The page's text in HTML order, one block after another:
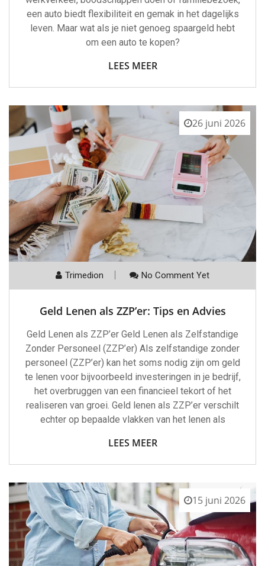
een auto biedt flexibiliteit en gemak in het dagelijks
leven. Maar wat als je niet genoeg spaargeld hebt
om een auto te kopen?
LEES MEER
26 juni 2026
Trimedion No Comment Yet
Geld Lenen als ZZP’er: Tips en Advies
Geld Lenen als ZZP’er Geld Lenen als Zelfstandige
Zonder Personeel (ZZP’er) Als zelfstandige zonder
personeel (ZZP’er) kan het soms nodig zijn om geld
te lenen voor bijvoorbeeld investeringen in je bedrijf,
het overbruggen van een financieel tekort of het
realiseren van groei. Geld lenen als ZZP’er verschilt
echter op bepaalde vlakken van het lenen als
LEES MEER
15 juni 2026